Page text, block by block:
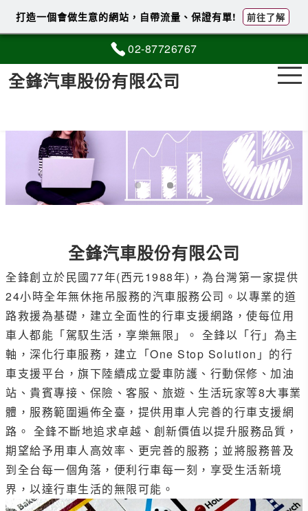
02-87726767
全鋒汽車股份有限公司
全鋒汽車股份有限公司
全鋒創立於民國77年(西元1988年)，為台灣第一家提供
24小時全年無休拖吊服務的汽車服務公司。以專業的道
路救援為基礎，建立全面性的行車支援網路，使每位用
車人都能「駕馭生活，享樂無限」。 全鋒以「行」為主
軸，深化行車服務，建立「One Stop Solution」的行
車支援平台，旗下陸續成立愛車防護、行動保修、加油
站、貴賓專接、保險、客服、旅遊、生活玩家等8大事業
體，服務範圍遍佈全臺，提供用車人完善的行車支援網
路。 全鋒不斷地追求卓越、創新價值以提升服務品質，
期望給予用車人高效率、更完善的服務；並將服務普及
到全台每一個角落，便利行車每一刻，享受生活新境
界，以達行車生活的無限可能。
打造一個會做生意的網站，自帶流量、保證有單! 前往了解